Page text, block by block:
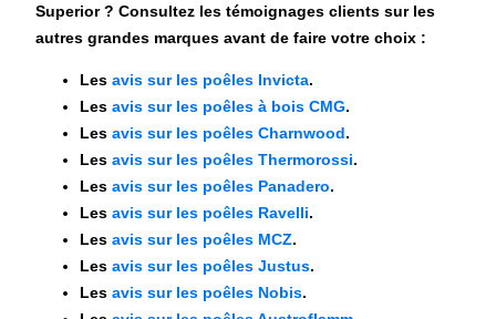
Superior ? Consultez les témoignages clients sur les
autres grandes marques avant de faire votre choix :
Lesavis sur les poêles Invicta.
Lesavis sur les poêles à bois CMG.
Lesavis sur les poêles Charnwood.
Lesavis sur les poêles Thermorossi.
Lesavis sur les poêles Panadero.
Lesavis sur les poêles Ravelli.
Lesavis sur les poêles MCZ.
Lesavis sur les poêles Justus.
Lesavis sur les poêles Nobis.